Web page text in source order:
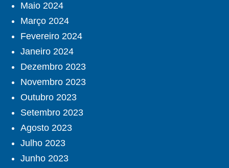
Maio 2024
Março 2024
Fevereiro 2024
Janeiro 2024
Dezembro 2023
Novembro 2023
Outubro 2023
Setembro 2023
Agosto 2023
Julho 2023
Junho 2023